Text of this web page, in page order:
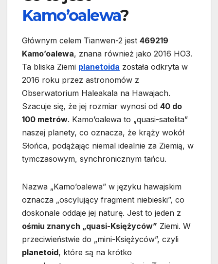
Kamo’oalewa?
Głównym celem Tianwen-2 jest 469219
Kamo’oalewa, znana również jako 2016 HO3.
Ta bliska Ziemi planetoida została odkryta w
2016 roku przez astronomów z
Obserwatorium Haleakala na Hawajach.
Szacuje się, że jej rozmiar wynosi od 40 do
100 metrów. Kamo’oalewa to „quasi-satelita”
naszej planety, co oznacza, że krąży wokół
Słońca, podążając niemal idealnie za Ziemią, w
tymczasowym, synchronicznym tańcu.
Nazwa „Kamo’oalewa” w języku hawajskim
oznacza „oscylujący fragment niebieski”, co
doskonale oddaje jej naturę. Jest to jeden z
ośmiu znanych „quasi-Księżyców” Ziemi. W
przeciwieństwie do „mini-Księżyców”, czyli
planetoid, które są na krótko